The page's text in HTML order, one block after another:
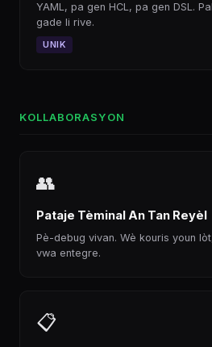
YAML, pa gen HCL, pa gen DSL.
gade li rive.
UNIK
KOLLABORASYON
👥
Pataje Tèminal An Tan Reyèl
Pè-debug vivan. Wè kouris youn
vwa entegre.
📋